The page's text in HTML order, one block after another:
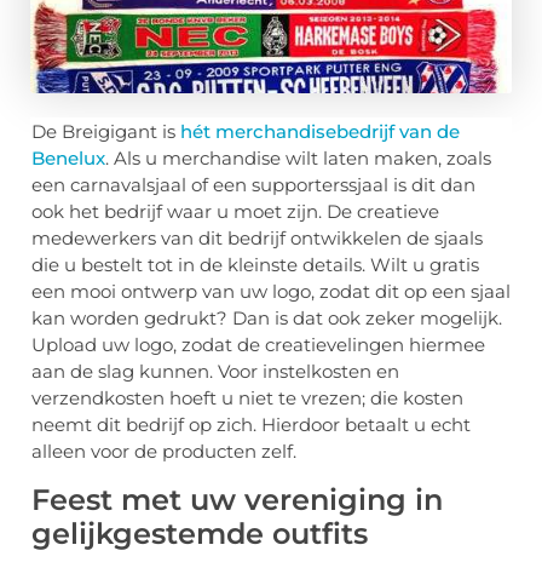
De Breigigant is hét merchandisebedrijf van de
Benelux. Als u merchandise wilt laten maken, zoals
een carnavalsjaal of een supporterssjaal is dit dan
ook het bedrijf waar u moet zijn. De creatieve
medewerkers van dit bedrijf ontwikkelen de sjaals
die u bestelt tot in de kleinste details. Wilt u gratis
een mooi ontwerp van uw logo, zodat dit op een sjaal
kan worden gedrukt? Dan is dat ook zeker mogelijk.
Upload uw logo, zodat de creatievelingen hiermee
aan de slag kunnen. Voor instelkosten en
verzendkosten hoeft u niet te vrezen; die kosten
neemt dit bedrijf op zich. Hierdoor betaalt u echt
alleen voor de producten zelf.
Feest met uw vereniging in
gelijkgestemde outfits